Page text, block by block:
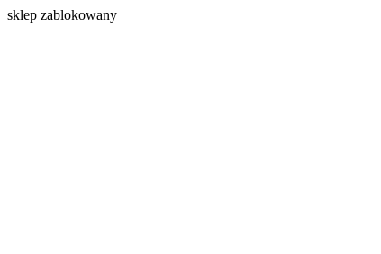
sklep zablokowany